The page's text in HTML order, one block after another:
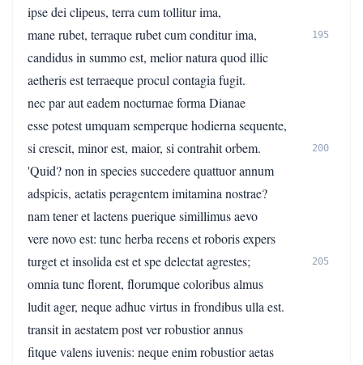
ipse dei clipeus, terra cum tollitur ima,
mane rubet, terraque rubet cum conditur ima,
195
candidus in summo est, melior natura quod illic
aetheris est terraeque procul contagia fugit.
nec par aut eadem nocturnae forma Dianae
esse potest umquam semperque hodierna sequente,
si crescit, minor est, maior, si contrahit orbem.
200
'Quid? non in species succedere quattuor annum
adspicis, aetatis peragentem imitamina nostrae?
nam tener et lactens puerique simillimus aevo
vere novo est: tunc herba recens et roboris expers
turget et insolida est et spe delectat agrestes;
205
omnia tunc florent, florumque coloribus almus
ludit ager, neque adhuc virtus in frondibus ulla est.
transit in aestatem post ver robustior annus
fitque valens iuvenis: neque enim robustior aetas